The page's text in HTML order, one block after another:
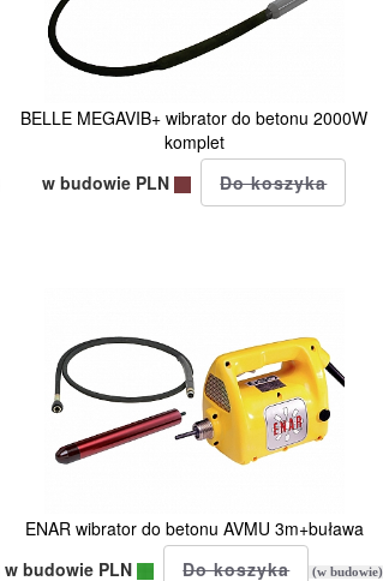
BELLE MEGAVIB+ wibrator do betonu 2000W
komplet
w budowie PLN
ENAR wibrator do betonu AVMU 3m+buława
w budowie PLN
(w budowie)